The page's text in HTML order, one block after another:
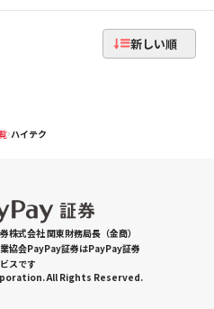
新しい順
ハイテク
式会社 関東財務局長（金商）
協会PayPay証券はPayPay証券
スです
All Rights Reserved.